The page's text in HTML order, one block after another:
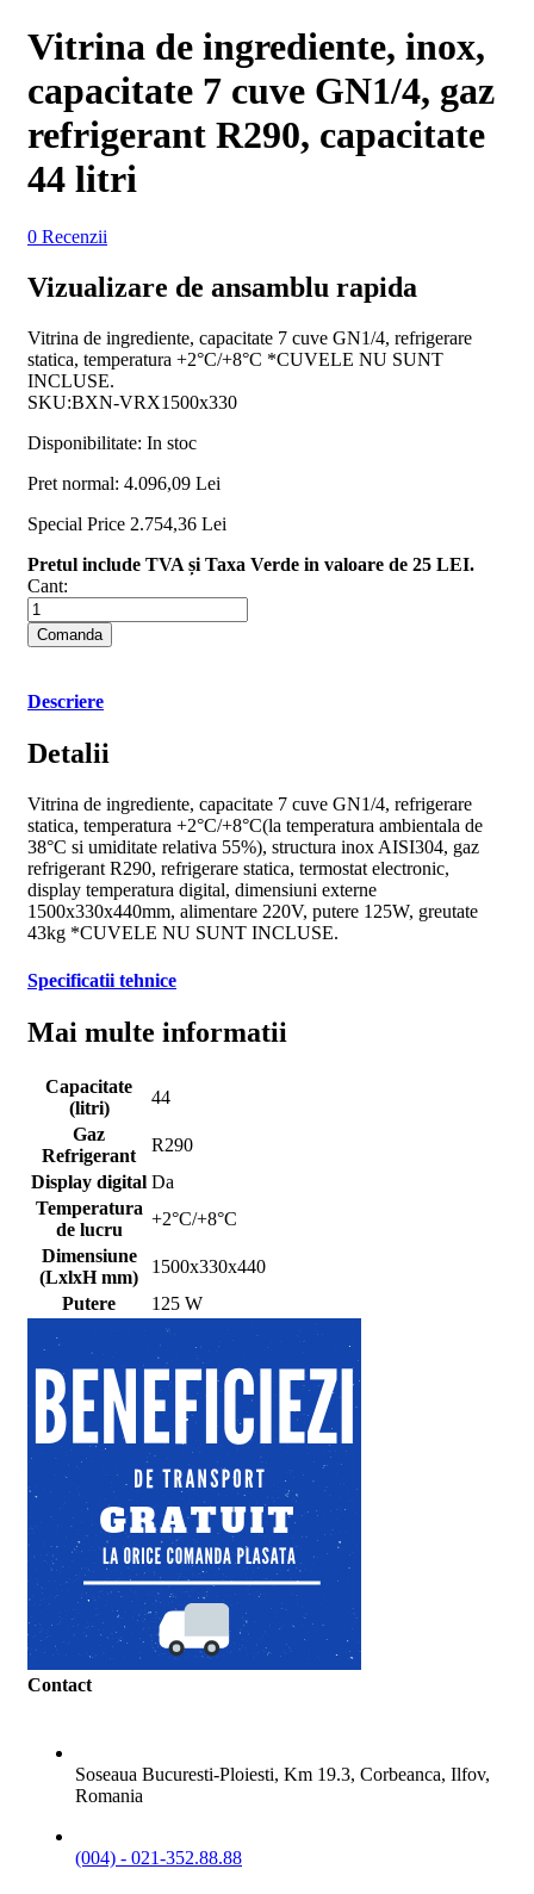
Vitrina de ingrediente, inox,
capacitate 7 cuve GN1/4, gaz
refrigerant R290, capacitate
44 litri
0 Recenzii
Vizualizare de ansamblu rapida
Vitrina de ingrediente, capacitate 7 cuve GN1/4, refrigerare
statica, temperatura +2°C/+8°C *CUVELE NU SUNT
INCLUSE.
SKU:BXN-VRX1500x330
Disponibilitate: In stoc
Pret normal: 4.096,09 Lei
Special Price 2.754,36 Lei
Pretul include TVA și Taxa Verde in valoare de 25 LEI.
Cant:
Comanda
Descriere
Detalii
Vitrina de ingrediente, capacitate 7 cuve GN1/4, refrigerare
statica, temperatura +2°C/+8°C(la temperatura ambientala de
38°C si umiditate relativa 55%), structura inox AISI304, gaz
refrigerant R290, refrigerare statica, termostat electronic,
display temperatura digital, dimensiuni externe
1500x330x440mm, alimentare 220V, putere 125W, greutate
43kg *CUVELE NU SUNT INCLUSE.
Specificatii tehnice
Mai multe informatii
Capacitate
(litri)
44
Gaz
Refrigerant
R290
Display digital Da
Temperatura
de lucru
+2°C/+8°C
Dimensiune
(LxlxH mm)
1500x330x440
Putere
125 W
Contact
Soseaua Bucuresti-Ploiesti, Km 19.3, Corbeanca, Ilfov,
Romania
(004) - 021-352.88.88